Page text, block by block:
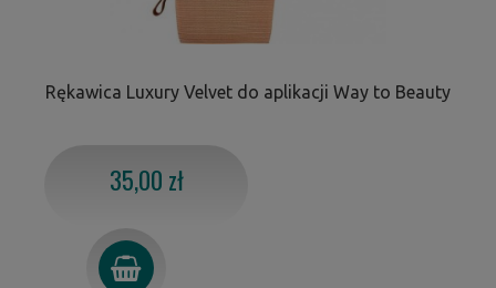
Rękawica Luxury Velvet do aplikacji Way to Beauty
35,00 zł